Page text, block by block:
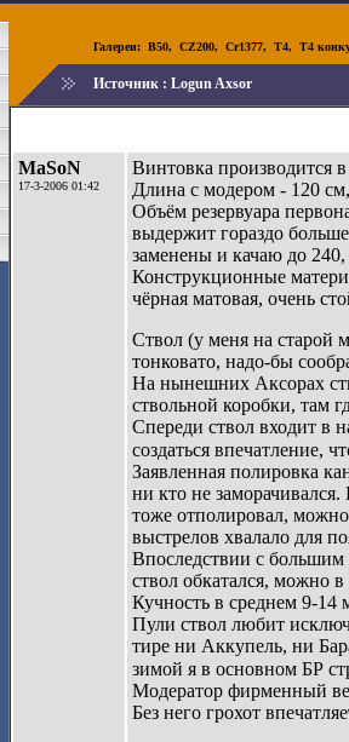
Галереи: B50, CZ200, Cr1377, T4, T4
Источник : Logun Axsor
MaSoN
17-3-2006 01:42
Винтовка производится
Длина с модером - 120
Объём резервуара
выдержит гораздо
заменены и качаю до 240,
Конструкционные
чёрная матовая, очень
Ствол (у меня на старой
тонковато, надо-бы
На нынешних Аксорах
ствольной коробки, там
Спереди ствол входит в
создаться впечатление,
Заявленная полировка
ни кто не
тоже отполировал,
выстрелов хвалало для
Впоследствии с большим
ствол обкатался, можно
Кучность в среднем 9-14
Пули ствол любит
тире ни Аккупель, ни
зимой я в основном БР
Модератор фирменный
Без него грохот